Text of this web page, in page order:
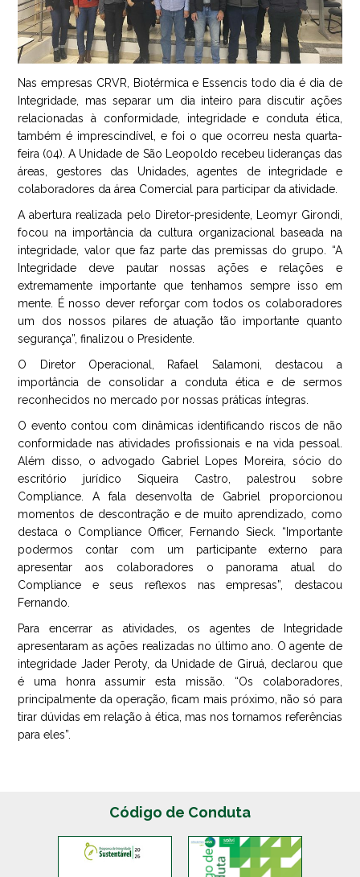
Nas empresas CRVR, Biotérmica e Essencis todo dia é dia de
Integridade, mas separar um dia inteiro para discutir ações
relacionadas à conformidade, integridade e conduta ética,
também é imprescindível, e foi o que ocorreu nesta quarta-
feira (04). A Unidade de São Leopoldo recebeu lideranças das
áreas, gestores das Unidades, agentes de integridade e
colaboradores da área Comercial para participar da atividade.
A abertura realizada pelo Diretor-presidente, Leomyr Girondi,
focou na importância da cultura organizacional baseada na
integridade, valor que faz parte das premissas do grupo. “A
Integridade deve pautar nossas ações e relações e
extremamente importante que tenhamos sempre isso em
mente. É nosso dever reforçar com todos os colaboradores
um dos nossos pilares de atuação tão importante quanto
segurança”, finalizou o Presidente.
O Diretor Operacional, Rafael Salamoni, destacou a
importância de consolidar a conduta ética e de sermos
reconhecidos no mercado por nossas práticas íntegras.
O evento contou com dinâmicas identificando riscos de não
conformidade nas atividades profissionais e na vida pessoal.
Além disso, o advogado Gabriel Lopes Moreira, sócio do
escritório jurídico Siqueira Castro, palestrou sobre
Compliance. A fala desenvolta de Gabriel proporcionou
momentos de descontração e de muito aprendizado, como
destaca o Compliance Officer, Fernando Sieck. “Importante
podermos contar com um participante externo para
apresentar aos colaboradores o panorama atual do
Compliance e seus reflexos nas empresas”, destacou
Fernando.
Para encerrar as atividades, os agentes de Integridade
apresentaram as ações realizadas no último ano. O agente de
integridade Jader Peroty, da Unidade de Giruá, declarou que
é uma honra assumir esta missão. “Os colaboradores,
principalmente da operação, ficam mais próximo, não só para
tirar dúvidas em relação à ética, mas nos tornamos referências
para eles”.
Código de Conduta